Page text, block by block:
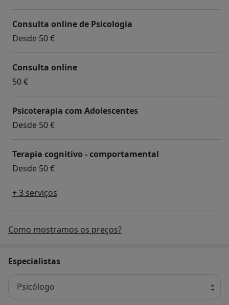
Consulta online de Psicologia
Desde 50 €
Consulta online
50 €
Psicoterapia com Adolescentes
Desde 50 €
Terapia cognitivo - comportamental
Desde 50 €
+ 3 serviços
Como mostramos os preços?
Especialistas
Psicólogo